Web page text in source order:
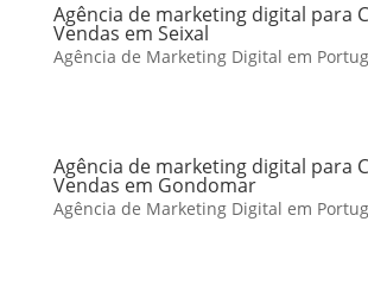
Agência de marketing digital para
Vendas em Seixal
Agência de Marketing Digital em
Agência de marketing digital para
Vendas em Gondomar
Agência de Marketing Digital em